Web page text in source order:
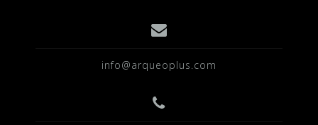
info@arqueoplus.com